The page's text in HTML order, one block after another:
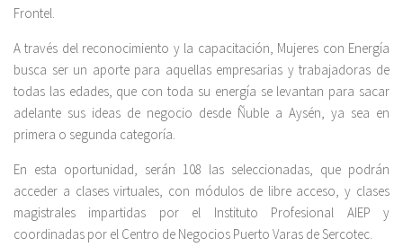
Frontel.
A través del reconocimiento y la capacitación, Mujeres con Energía
busca ser un aporte para aquellas empresarias y trabajadoras de
todas las edades, que con toda su energía se levantan para sacar
adelante sus ideas de negocio desde Ñuble a Aysén, ya sea en
primera o segunda categoría.
En esta oportunidad, serán 108 las seleccionadas, que podrán
acceder a clases virtuales, con módulos de libre acceso, y clases
magistrales impartidas por el Instituto Profesional AIEP y
coordinadas por el Centro de Negocios Puerto Varas de Sercotec.